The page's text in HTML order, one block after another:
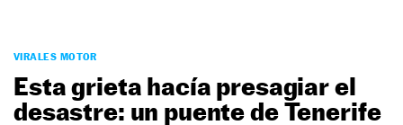
PODCAST
MOTOS
TECNOLOGÍA
VIRALES MOTOR
Esta grieta hacía presagiar el
desastre: un puente de Tenerife